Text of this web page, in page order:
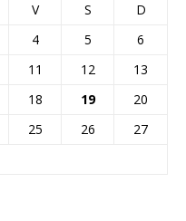
V S
D
4 5
6
11 12
13
18 19
20
25 26
27